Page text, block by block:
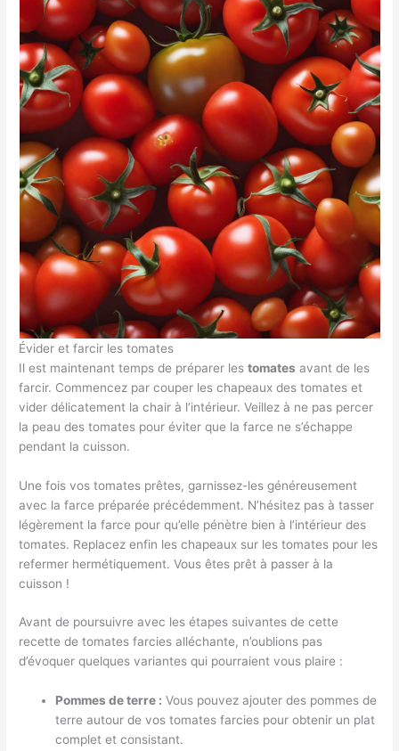
Évider et farcir les tomates
Il est maintenant temps de préparer lestomates avant de les
farcir. Commencez par couper les chapeaux des tomates et
vider délicatement la chair à l’intérieur. Veillez à ne pas percer
la peau des tomates pour éviter que la farce ne s’échappe
pendant la cuisson.
Une fois vos tomates prêtes, garnissez-les généreusement
avec la farce préparée précédemment. N’hésitez pas à tasser
légèrement la farce pour qu’elle pénètre bien à l’intérieur des
tomates. Replacez enfin les chapeaux sur les tomates pour les
refermer hermétiquement. Vous êtes prêt à passer à la
cuisson !
Avant de poursuivre avec les étapes suivantes de cette
recette de tomates farcies alléchante, n’oublions pas
d’évoquer quelques variantes qui pourraient vous plaire :
Pommes de terre : Vous pouvez ajouter des pommes de
terre autour de vos tomates farcies pour obtenir un plat
complet et consistant.